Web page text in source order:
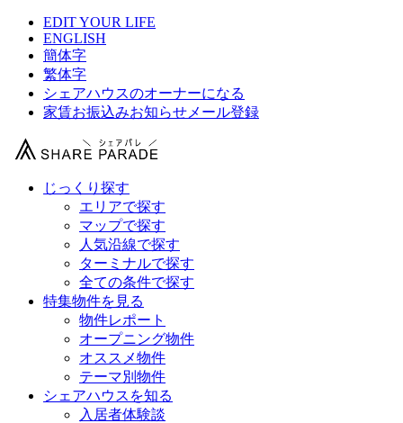
EDIT YOUR LIFE
ENGLISH
簡体字
繁体字
シェアハウスのオーナーになる
家賃お振込みお知らせメール登録
じっくり探す
エリアで探す
マップで探す
人気沿線で探す
ターミナルで探す
全ての条件で探す
特集物件を見る
物件レポート
オープニング物件
オススメ物件
テーマ別物件
シェアハウスを知る
入居者体験談